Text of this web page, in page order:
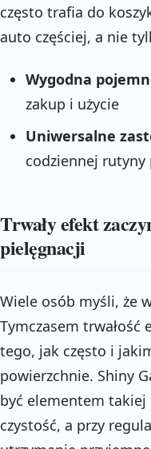
często trafia do
auto częściej, a nie
Wygodna
zakup i użycie
Uniwersalne
codziennej rutyny
Trwały efekt
pielęgnacji
Wiele osób myśli, że
Tymczasem
tego, jak często i
powierzchnie. Shiny
być elementem
czystość, a przy